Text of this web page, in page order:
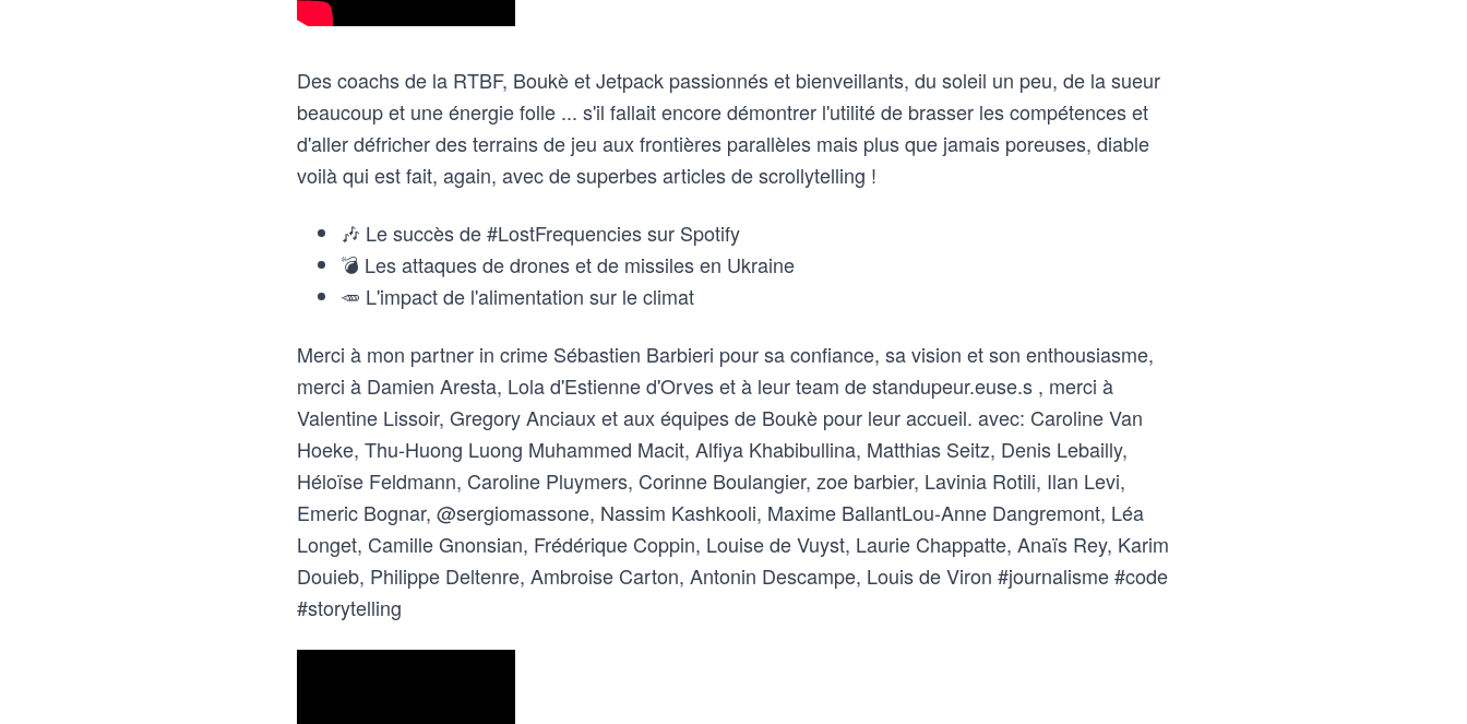
Des coachs de la RTBF, Boukè et Jetpack passionnés et bienveillants, du soleil un peu, de la sueur
beaucoup et une énergie folle ... s'il fallait encore démontrer l'utilité de brasser les compétences et
d'aller défricher des terrains de jeu aux frontières parallèles mais plus que jamais poreuses, diable
voilà qui est fait, again, avec de superbes articles de scrollytelling !
🎶 Le succès de #LostFrequencies sur Spotify
💣 Les attaques de drones et de missiles en Ukraine
🥕 L'impact de l'alimentation sur le climat
Merci à mon partner in crime Sébastien Barbieri pour sa confiance, sa vision et son enthousiasme,
merci à Damien Aresta, Lola d'Estienne d'Orves et à leur team de standupeur.euse.s , merci à
Valentine Lissoir, Gregory Anciaux et aux équipes de Boukè pour leur accueil. avec: Caroline Van
Hoeke, Thu-Huong Luong Muhammed Macit, Alfiya Khabibullina, Matthias Seitz, Denis Lebailly,
Héloïse Feldmann, Caroline Pluymers, Corinne Boulangier, zoe barbier, Lavinia Rotili, Ilan Levi,
Emeric Bognar, @sergiomassone, Nassim Kashkooli, Maxime BallantLou-Anne Dangremont, Léa
Longet, Camille Gnonsian, Frédérique Coppin, Louise de Vuyst, Laurie Chappatte, Anaïs Rey, Karim
Douieb, Philippe Deltenre, Ambroise Carton, Antonin Descampe, Louis de Viron #journalisme #code
#storytelling